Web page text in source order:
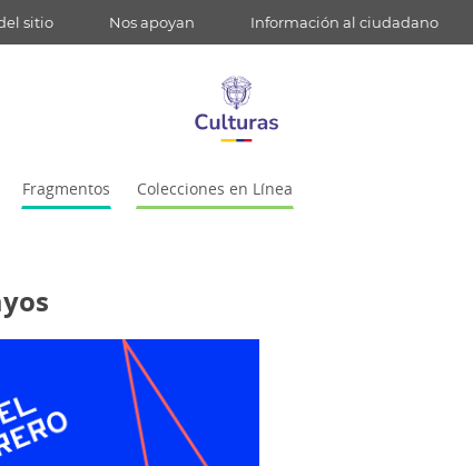
sitio Nos apoyan Información al ciudadano
Fragmentos Colecciones en Línea